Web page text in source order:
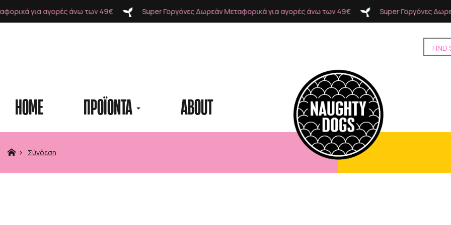
για αγορές άνω των 49€ Super Γοργόνες Δωρεάν Μεταφορικά για αγορές άνω των 49€ Super Γοργόνες Δωρεάν
HOME ΠΡΟΪΟΝΤΑ ABOUT
Προϊόντα
Σύνδεση